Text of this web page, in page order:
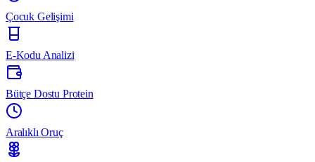
Çocuk Gelişimi
E-Kodu Analizi
Bütçe Dostu Protein
Aralıklı Oruç